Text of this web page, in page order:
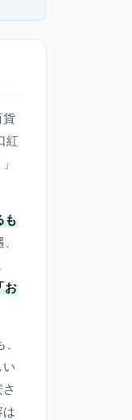
貨
紅
も
お